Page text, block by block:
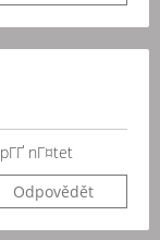
nГ¤tet
Odpovědět